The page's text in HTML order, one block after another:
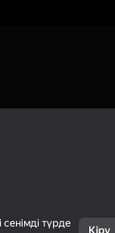
түрде
Кіру